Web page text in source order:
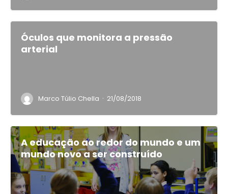
Óculos que monitora a pressão
arterial
Marco Túlio Chella · 21/08/2018
A educação ao redor do mundo e um
mundo novo a ser construído